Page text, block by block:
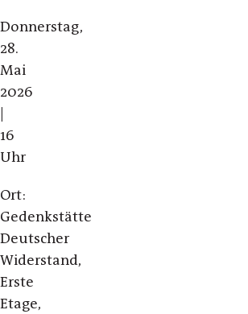
Donnerstag,
28.
Mai
2026
|
16
Uhr
Ort:
Gedenkstätte
Deutscher
Widerstand,
Erste
Etage,